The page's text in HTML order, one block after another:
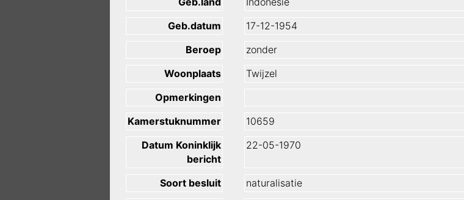
Geb.datum
17-12-1954
Beroep
zonder
Woonplaats
Twijzel
Opmerkingen
Kamerstuknummer
10659
Datum Koninklijk
bericht
22-05-1970
Soort besluit
naturalisatie